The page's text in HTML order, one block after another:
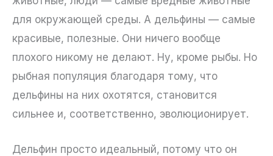
для окружающей среды. А дельфины — самые
красивые, полезные. Они ничего вообще
плохого никому не делают. Ну, кроме рыбы. Но
рыбная популяция благодаря тому, что
дельфины на них охотятся, становится
сильнее и, соответственно, эволюционирует.
Дельфин просто идеальный, потому что он